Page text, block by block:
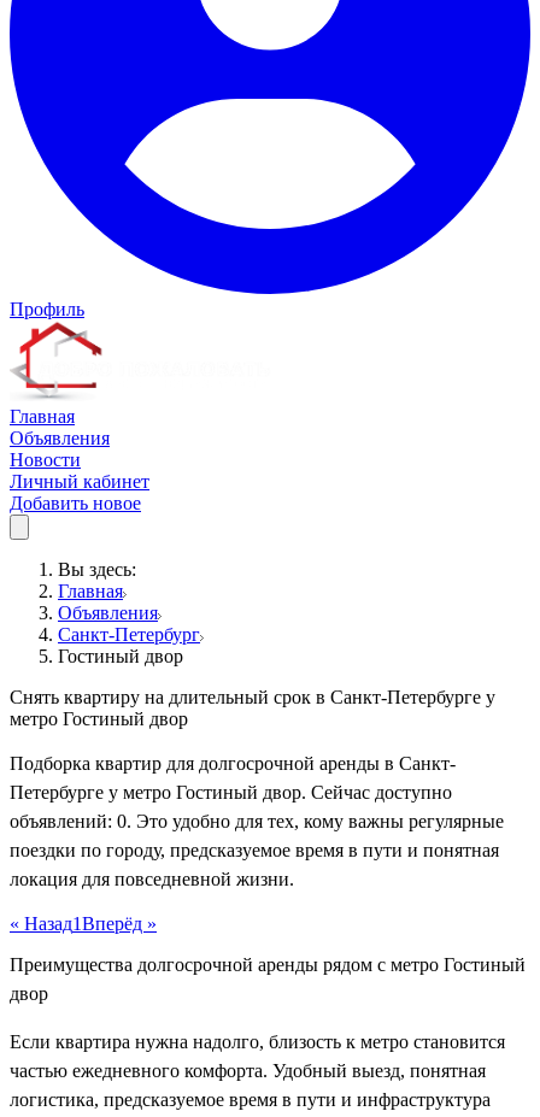
Профиль
Главная
Объявления
Новости
Личный кабинет
Добавить новое
Вы здесь:
Главная
Объявления
Санкт-Петербург
Гостиный двор
Снять квартиру на длительный срок в Санкт-Петербурге у
метро Гостиный двор
Подборка квартир для долгосрочной аренды в Санкт-
Петербурге у метро Гостиный двор. Сейчас доступно
объявлений: 0. Это удобно для тех, кому важны регулярные
поездки по городу, предсказуемое время в пути и понятная
локация для повседневной жизни.
« Назад1Вперёд »
Преимущества долгосрочной аренды рядом с метро Гостиный
двор
Если квартира нужна надолго, близость к метро становится
частью ежедневного комфорта. Удобный выезд, понятная
логистика, предсказуемое время в пути и инфраструктура